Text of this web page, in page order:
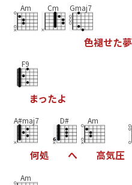
Am Cm Gmaj7
色褪せた夢
F9
まったよ
A#maj7
何処
D#
へ
Am
高気圧
Am